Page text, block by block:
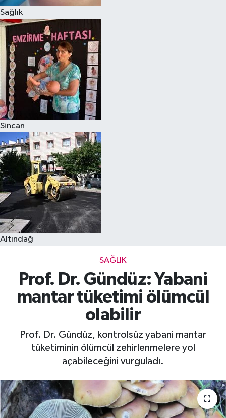
Sağlık
Sincan
Altındağ
SAĞLIK
Prof. Dr. Gündüz: Yabani
mantar tüketimi ölümcül
olabilir
Prof. Dr. Gündüz, kontrolsüz yabani mantar
tüketiminin ölümcül zehirlenmelere yol
açabileceğini vurguladı.